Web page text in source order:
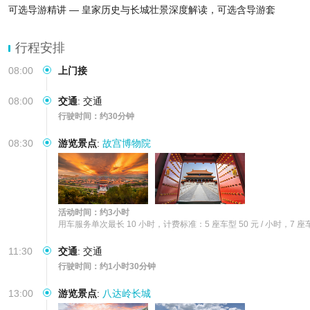
可选导游精讲 — 皇家历史与长城壮景深度解读，可选含导游套
行程安排
08:00 上门接
08:00 交通: 交通
行驶时间：约30分钟
08:30 游览景点: 故宫博物院
活动时间：约3小时
用车服务单次最长 10 小时，计费标准：5 座车型 50 元 / 小时，7 座
11:30 交通: 交通
行驶时间：约1小时30分钟
13:00 游览景点: 八达岭长城